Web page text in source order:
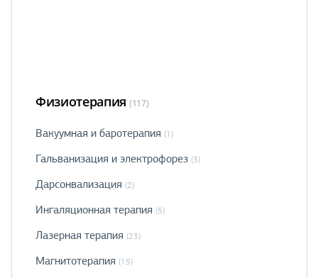
Физиотерапия (117)
Вакуумная и баротерапия (1)
Гальванизация и электрофорез (3)
Дарсонвализация (2)
Ингаляционная терапия (5)
Лазерная терапия (23)
Магнитотерапия (15)